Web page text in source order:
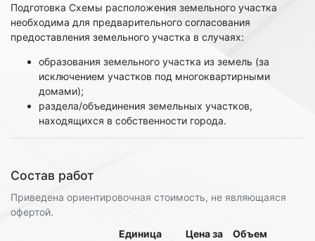
Подготовка Схемы расположения земельного участка
необходима для предварительного согласования
предоставления земельного участка в случаях:
образования земельного участка из земель (за
исключением участков под многоквартирными
домами);
раздела/объединения земельных участков,
находящихся в собственности города.
Состав работ
Приведена ориентировочная стоимость, не являющаяся
офертой.
Единица
Цена за
Объем